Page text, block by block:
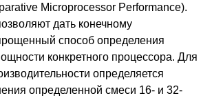
Microprocessor Performance).
дать конечному
способ определения
конкретного процессора. Для
определяется
определенной смеси 16- и 32-